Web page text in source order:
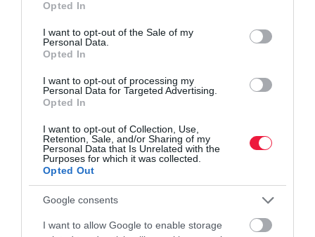
use your data for below specified purposes in below Google
consent section.
Opted In
I want to opt-out of the Sale of my
Personal Data.
Opted In
I want to opt-out of processing my
Personal Data for Targeted Advertising.
Opted In
I want to opt-out of Collection, Use,
Retention, Sale, and/or Sharing of my
Personal Data that Is Unrelated with the
Purposes for which it was collected.
Opted Out
Google consents
I want to allow Google to enable storage
NYUGDÍJ
dolgoztál
Egyre több magyar állampolgár szerez pályafutása során
biztosítási időt nemcsak itthon, hanem más országban. Farkas
András nyugdíjszakértő heti hírlevelében erről ír.